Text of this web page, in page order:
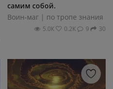
самим собой.
Воин-маг | по тропе знания
5.0К 0.2К 9 30